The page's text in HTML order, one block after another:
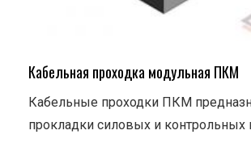
Кабельная проходка модульная ПКМ
Кабельные проходки ПКМ
прокладки силовых и контрольных